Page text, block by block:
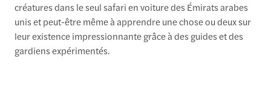
créatures dans le seul safari en voiture des Émirats arabes
unis et peut-être même à apprendre une chose ou deux sur
leur existence impressionnante grâce à des guides et des
gardiens expérimentés.